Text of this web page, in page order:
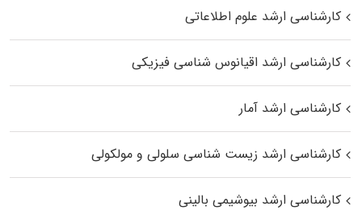
کارشناسی ارشد علوم اطلاعاتی
کارشناسی ارشد اقیانوس‌ شناسی فیزیکی
کارشناسی ارشد آمار
کارشناسی ارشد زیست شناسی سلولی و مولکولی
کارشناسی ارشد بیوشیمی بالینی